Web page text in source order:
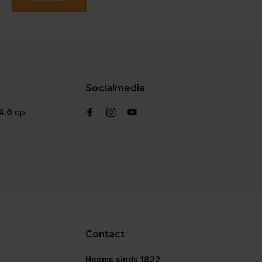
op
Socialmedia
Contact
Heems sinds 1822